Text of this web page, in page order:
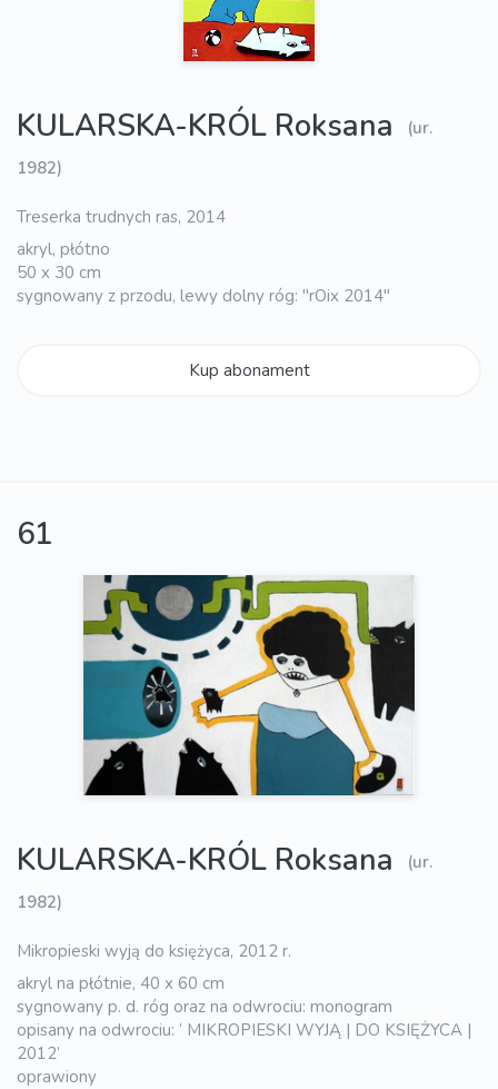
KULARSKA-KRÓL Roksana
(ur.
1982)
Treserka trudnych ras, 2014
akryl, płótno
50 x 30 cm
sygnowany z przodu, lewy dolny róg: "rOix 2014"
Kup abonament
61
KULARSKA-KRÓL Roksana
(ur.
1982)
Mikropieski wyją do księżyca, 2012 r.
akryl na płótnie, 40 x 60 cm
sygnowany p. d. róg oraz na odwrociu: monogram
opisany na odwrociu: ‘ MIKROPIESKI WYJĄ | DO KSIĘŻYCA |
2012’
oprawiony